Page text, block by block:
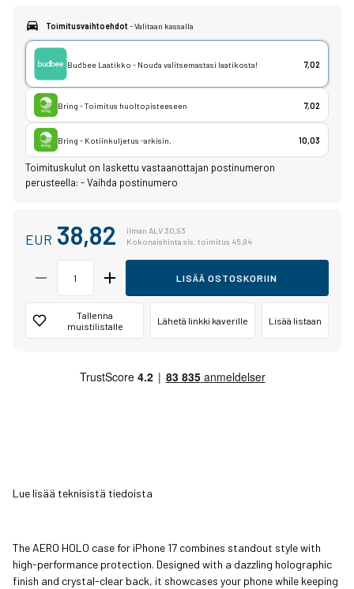
Toimitusvaihtoehdot- Valitaan kassalla
Budbee Laatikko - Nouda valitsemastasi laatikosta! 7,02
Bring - Toimitus huoltopisteeseen 7,02
Bring - Kotiinkuljetus -arkisin. 10,03
Toimituskulut on laskettu vastaanottajan postinumeron
perusteella: -Vaihda postinumero
EUR 38,82
ilman ALV 30,93
Kokonaishinta sis. toimitus 45,84
LISÄÄ OSTOSKORIIN
Tallenna
muistilistalle
Lähetä linkki kaverille Lisää listaan
Lue lisää teknisistä tiedoista
The AERO HOLO case for iPhone 17 combines standout style with
high-performance protection. Designed with a dazzling holographic
finish and crystal-clear back, it showcases your phone while keeping